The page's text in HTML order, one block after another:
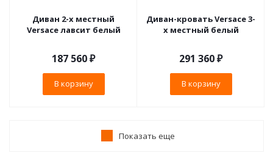
Диван 2-х местный
Versace лавсит белый
187 560₽
В корзину
Диван-кровать Versace 3-
х местный белый
291 360₽
В корзину
Показать еще